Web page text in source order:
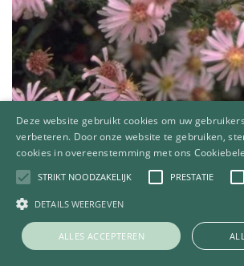
Aster
Aster 'Coombe
Deze website gebruikt cookies om uw
verbeteren. Door onze website te gebruiken,
cookies in overeenstemming met ons
STRIKT NOODZAKELIJK PRESTATIE
DETAILS WEERGEVEN
ALLES ACCEPTEREN